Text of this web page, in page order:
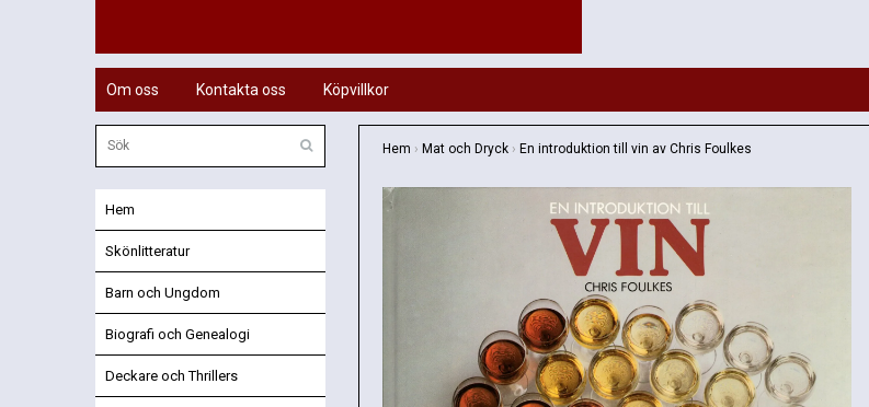
Om oss Kontakta oss Köpvillkor
Hem
Skönlitteratur
Barn och Ungdom
Biografi och Genealogi
Deckare och Thrillers
Hem › Mat och Dryck › En introduktion till vin av Chris Foulkes